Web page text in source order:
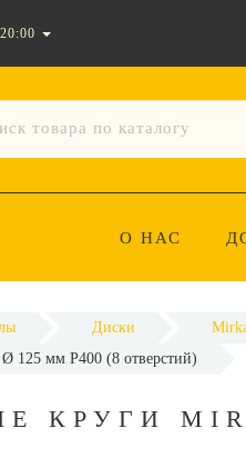
О НАС
Диски
125 мм P400 (8 отверстий)
КРУГИ